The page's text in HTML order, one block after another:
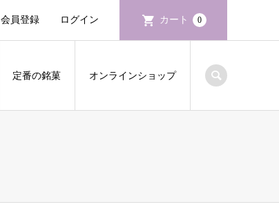
会員登録 ログイン カート 0
定番の銘菓 オンラインショップ